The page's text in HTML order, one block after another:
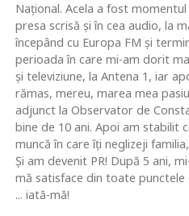
Naţional. Acela a fost
presa scrisă şi în cea audio, la
începând cu Europa FM şi
perioada în care mi-am dorit
şi televiziune, la Antena 1, iar
rămas, mereu, marea mea
adjunct la Observator de
bine de 10 ani. Apoi am stabilit
muncă în care îţi neglizeji
Şi am devenit PR! După 5 ani,
mă satisface din toate
... iată-mă!